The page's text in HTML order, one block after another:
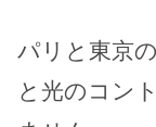
パリと東京
と光のコン